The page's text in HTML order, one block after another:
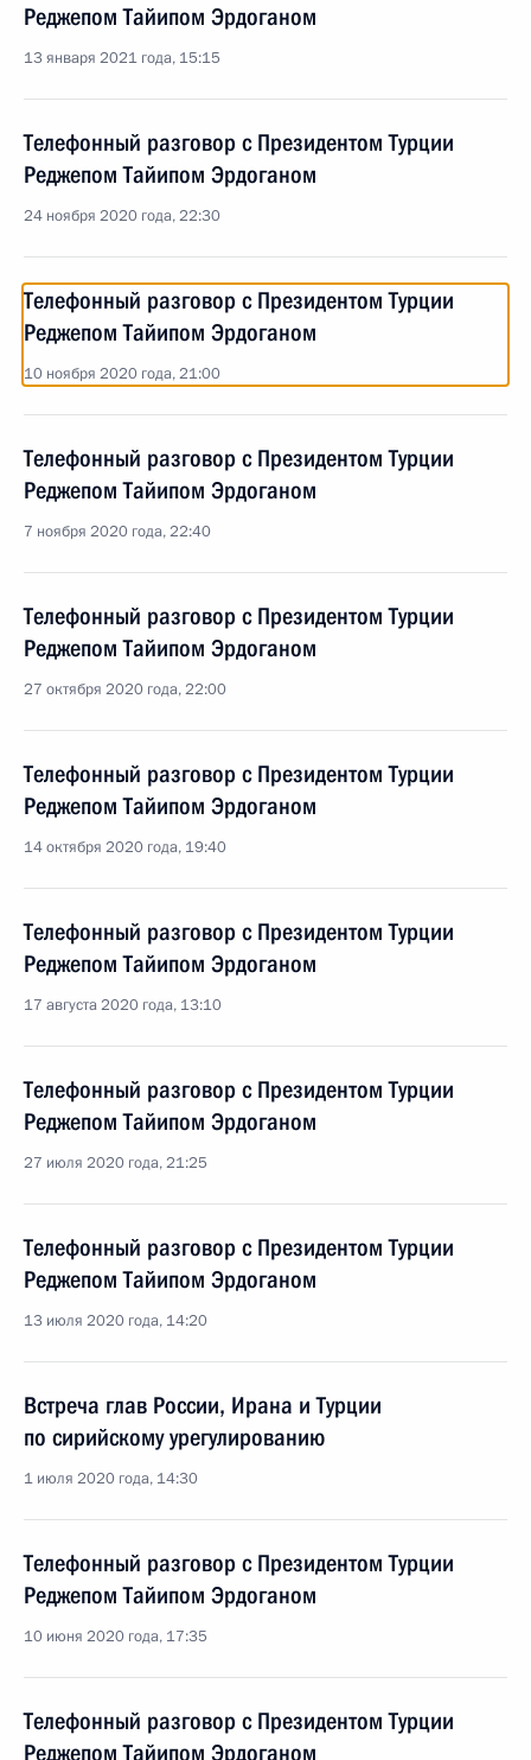
Реджепом Тайипом Эрдоганом
13 января 2021 года, 15:15
Телефонный разговор с Президентом Турции
Реджепом Тайипом Эрдоганом
24 ноября 2020 года, 22:30
Телефонный разговор с Президентом Турции
Реджепом Тайипом Эрдоганом
10 ноября 2020 года, 21:00
Телефонный разговор с Президентом Турции
Реджепом Тайипом Эрдоганом
7 ноября 2020 года, 22:40
Телефонный разговор с Президентом Турции
Реджепом Тайипом Эрдоганом
27 октября 2020 года, 22:00
Телефонный разговор с Президентом Турции
Реджепом Тайипом Эрдоганом
14 октября 2020 года, 19:40
Телефонный разговор с Президентом Турции
Реджепом Тайипом Эрдоганом
17 августа 2020 года, 13:10
Телефонный разговор с Президентом Турции
Реджепом Тайипом Эрдоганом
27 июля 2020 года, 21:25
Телефонный разговор с Президентом Турции
Реджепом Тайипом Эрдоганом
13 июля 2020 года, 14:20
Встреча глав России, Ирана и Турции
по сирийскому урегулированию
1 июля 2020 года, 14:30
Телефонный разговор с Президентом Турции
Реджепом Тайипом Эрдоганом
10 июня 2020 года, 17:35
Телефонный разговор с Президентом Турции
Реджепом Тайипом Эрдоганом